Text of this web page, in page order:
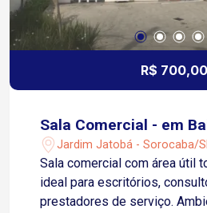
R$
Sala Comercial - em
Jardim Jatobá - Sorocaba/
Sala comercial com área útil
ideal para escritórios,
prestadores de serviço. Ambiente bem